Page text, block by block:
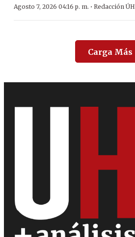
Agosto 7, 2026 04:16 p. m. · Redacción ÚH
Carga Más